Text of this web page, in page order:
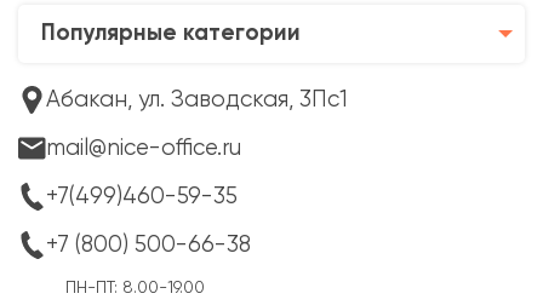
Популярные категории
Абакан, ул. Заводская, 3Пс1
mail@nice-office.ru
+7(499)460-59-35
+7 (800) 500-66-38
ПН-ПТ: 8.00-19.00